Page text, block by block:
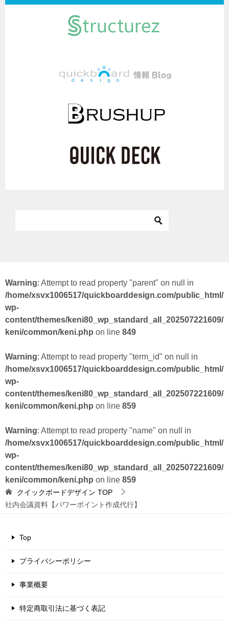
Warning: Attempt to read property "parent" on null in
/home/xsvx1006517/quickboarddesign.com/public_html/
wp-
content/themes/keni80_wp_standard_all_202507221609/
keni/common/keni.php on line 849
Warning: Attempt to read property "term_id" on null in
/home/xsvx1006517/quickboarddesign.com/public_html/
wp-
content/themes/keni80_wp_standard_all_202507221609/
keni/common/keni.php on line 859
Warning: Attempt to read property "name" on null in
/home/xsvx1006517/quickboarddesign.com/public_html/
wp-
content/themes/keni80_wp_standard_all_202507221609/
keni/common/keni.php on line 859
クイックボードデザイン TOP
社内会議資料【パワーポイント作成代行】
Top
プライバシーポリシー
事業概要
特定商取引法に基づく表記